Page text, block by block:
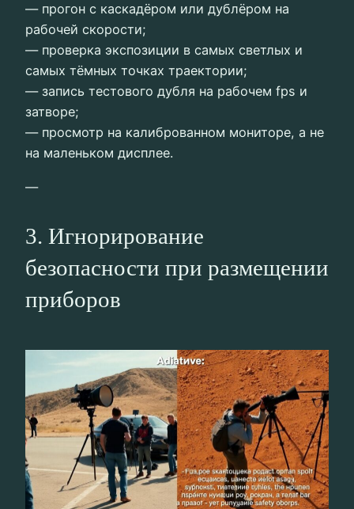
— прогон с каскадёром или дублёром на
рабочей скорости;
— проверка экспозиции в самых светлых и
самых тёмных точках траектории;
— запись тестового дубля на рабочем fps и
затворе;
— просмотр на калиброванном мониторе, а не
на маленьком дисплее.
—
3. Игнорирование
безопасности при размещении
приборов